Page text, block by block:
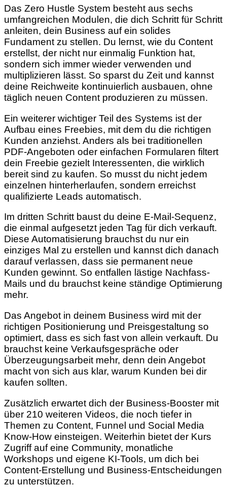
Das Zero Hustle System besteht aus sechs
umfangreichen Modulen, die dich Schritt für Schritt
anleiten, dein Business auf ein solides
Fundament zu stellen. Du lernst, wie du Content
erstellst, der nicht nur einmalig Funktion hat,
sondern sich immer wieder verwenden und
multiplizieren lässt. So sparst du Zeit und kannst
deine Reichweite kontinuierlich ausbauen, ohne
täglich neuen Content produzieren zu müssen.
Ein weiterer wichtiger Teil des Systems ist der
Aufbau eines Freebies, mit dem du die richtigen
Kunden anziehst. Anders als bei traditionellen
PDF-Angeboten oder einfachen Formularen filtert
dein Freebie gezielt Interessenten, die wirklich
bereit sind zu kaufen. So musst du nicht jedem
einzelnen hinterherlaufen, sondern erreichst
qualifizierte Leads automatisch.
Im dritten Schritt baust du deine E-Mail-Sequenz,
die einmal aufgesetzt jeden Tag für dich verkauft.
Diese Automatisierung brauchst du nur ein
einziges Mal zu erstellen und kannst dich danach
darauf verlassen, dass sie permanent neue
Kunden gewinnt. So entfallen lästige Nachfass-
Mails und du brauchst keine ständige Optimierung
mehr.
Das Angebot in deinem Business wird mit der
richtigen Positionierung und Preisgestaltung so
optimiert, dass es sich fast von allein verkauft. Du
brauchst keine Verkaufsgespräche oder
Überzeugungsarbeit mehr, denn dein Angebot
macht von sich aus klar, warum Kunden bei dir
kaufen sollten.
Zusätzlich erwartet dich der Business-Booster mit
über 210 weiteren Videos, die noch tiefer in
Themen zu Content, Funnel und Social Media
Know-How einsteigen. Weiterhin bietet der Kurs
Zugriff auf eine Community, monatliche
Workshops und eigene KI-Tools, um dich bei
Content-Erstellung und Business-Entscheidungen
zu unterstützen.